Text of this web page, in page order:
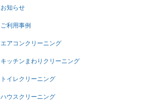
お知らせ
ご利用事例
エアコンクリーニング
キッチンまわりクリーニング
トイレクリーニング
ハウスクリーニング